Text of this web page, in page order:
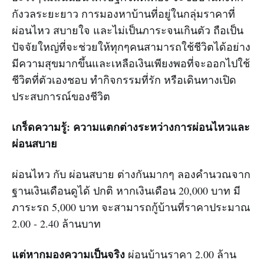
กังวลระยะยาว การมองหาบ้านที่อยู่ในกลุ่มราคาที่
ผ่อนไหว สบายใจ และไม่เป็นภาระจนเกินตัว ถือเป็น
ปัจจัยใหญ่ที่จะช่วยให้ทุกๆคนสามารถใช้ชีวิตได้อย่าง
มีความสุขมากขึ้นและเหลือเงินเพียงพอที่จะออกไปใช้
ชีวิตที่ตัวเองชอบ ทำกิจกรรมที่รัก หรือเดินทางเปิด
ประสบการณ์ของชีวิต
เกร็ดความรู้: ความแตกต่างระหว่างการผ่อนไหวและ
ผ่อนสบาย
ผ่อนไหว กับ ผ่อนสบาย ต่างกันมากๆ ลองคำนวณจาก
ฐานเงินเดือนดูได้ ปกติ หากเงินเดือน 20,000 บาท มี
ภาระรถ 5,000 บาท จะสามารถกู้บ้านที่ราคาประมาณ
2.00 - 2.40 ล้านบาท
แต่หากมองความเป็นจริง ผ่อนบ้านราคา 2.00 ล้าน